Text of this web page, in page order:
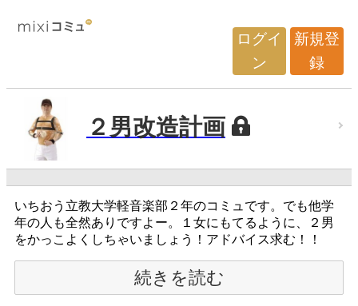
ログイ
ン
新規登
録
２男改造計画
いちおう立教大学軽音楽部２年のコミュです。でも他学
年の人も全然ありですよー。１女にもてるように、２男
をかっこよくしちゃいましょう！アドバイス求む！！
続きを読む